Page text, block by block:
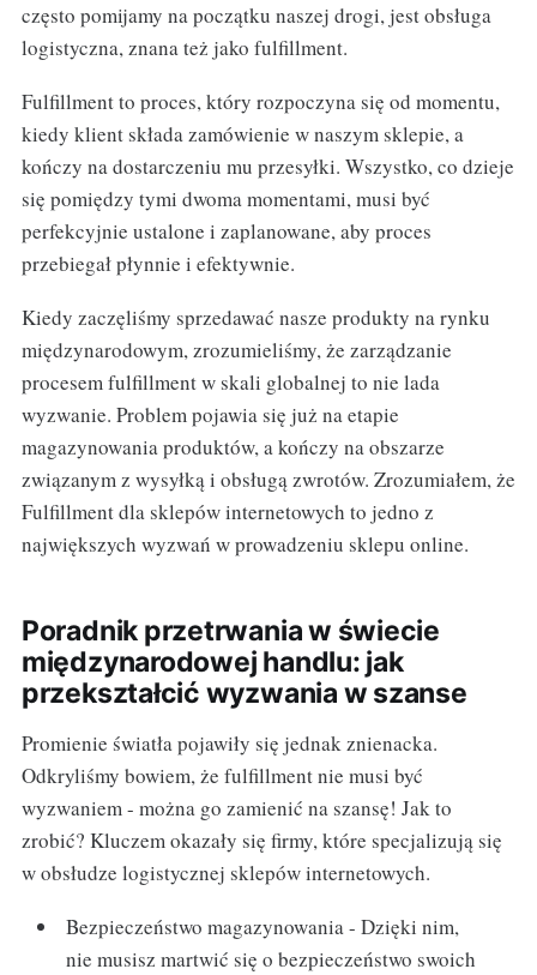
często pomijamy na początku naszej drogi, jest obsługa
logistyczna, znana też jako fulfillment.
Fulfillment to proces, który rozpoczyna się od momentu,
kiedy klient składa zamówienie w naszym sklepie, a
kończy na dostarczeniu mu przesyłki. Wszystko, co dzieje
się pomiędzy tymi dwoma momentami, musi być
perfekcyjnie ustalone i zaplanowane, aby proces
przebiegał płynnie i efektywnie.
Kiedy zaczęliśmy sprzedawać nasze produkty na rynku
międzynarodowym, zrozumieliśmy, że zarządzanie
procesem fulfillment w skali globalnej to nie lada
wyzwanie. Problem pojawia się już na etapie
magazynowania produktów, a kończy na obszarze
związanym z wysyłką i obsługą zwrotów. Zrozumiałem, że
Fulfillment dla sklepów internetowych to jedno z
największych wyzwań w prowadzeniu sklepu online.
Poradnik przetrwania w świecie
międzynarodowej handlu: jak
przekształcić wyzwania w szanse
Promienie światła pojawiły się jednak znienacka.
Odkryliśmy bowiem, że fulfillment nie musi być
wyzwaniem - można go zamienić na szansę! Jak to
zrobić? Kluczem okazały się firmy, które specjalizują się
w obsłudze logistycznej sklepów internetowych.
Bezpieczeństwo magazynowania - Dzięki nim,
nie musisz martwić się o bezpieczeństwo swoich